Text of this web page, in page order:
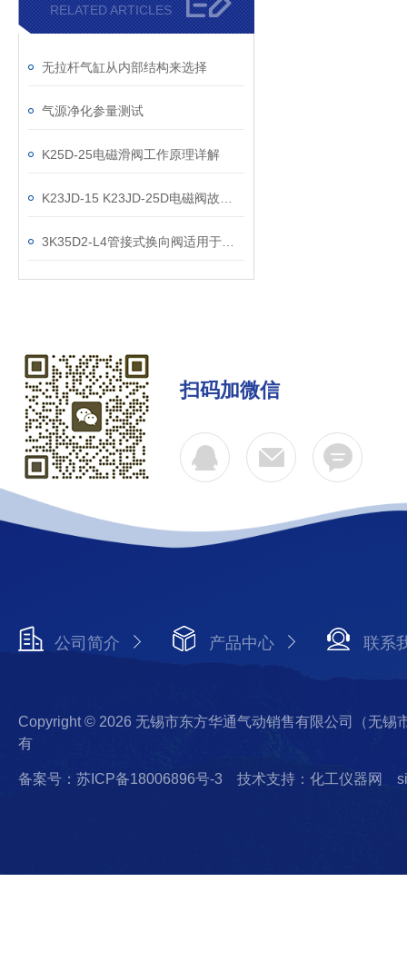
RELATED ARTICLES
无拉杆气缸从内部结构来选择
气源净化参量测试
K25D-25电磁滑阀工作原理详解
扫码加微信
公司简介 产品中心 联系
Copyright © 2026 无锡市东方华通气动销售有限公司（无锡
有
备案号：苏ICP备18006896号-3 技术支持：化工仪器网